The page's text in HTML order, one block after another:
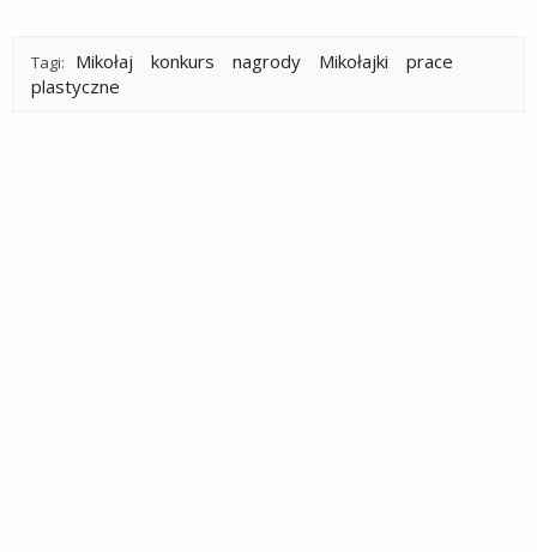
Tagi: Mikołaj konkurs nagrody Mikołajki
prace
plastyczne